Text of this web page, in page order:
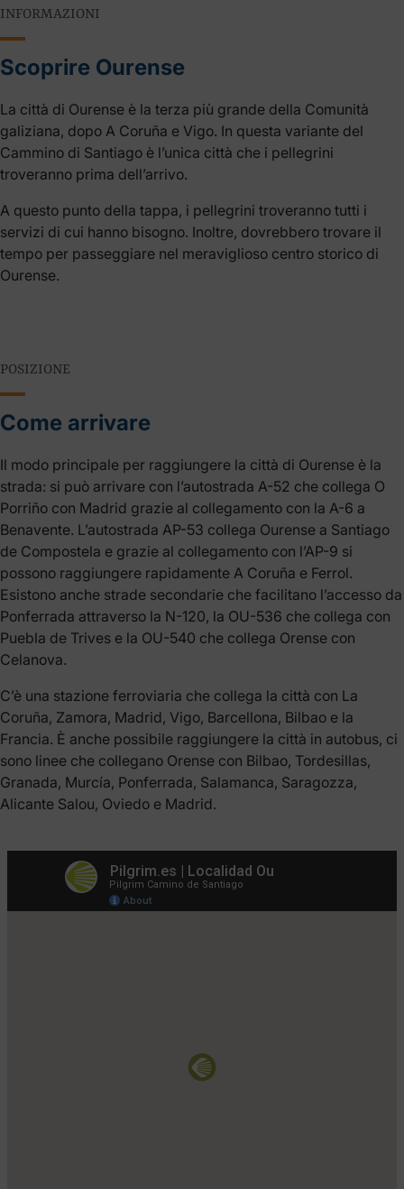
INFORMAZIONI
Scoprire Ourense
La città di Ourense è la terza più grande della Comunità
galiziana, dopo A Coruña e Vigo. In questa variante del
Cammino di Santiago è l’unica città che i pellegrini
troveranno prima dell’arrivo.
A questo punto della tappa, i pellegrini troveranno tutti i
servizi di cui hanno bisogno. Inoltre, dovrebbero trovare il
tempo per passeggiare nel meraviglioso centro storico di
Ourense.
POSIZIONE
Come arrivare
Il modo principale per raggiungere la città di Ourense è la
strada: si può arrivare con l’autostrada A-52 che collega O
Porriño con Madrid grazie al collegamento con la A-6 a
Benavente. L’autostrada AP-53 collega Ourense a Santiago
de Compostela e grazie al collegamento con l’AP-9 si
possono raggiungere rapidamente A Coruña e Ferrol.
Esistono anche strade secondarie che facilitano l’accesso da
Ponferrada attraverso la N-120, la OU-536 che collega con
Puebla de Trives e la OU-540 che collega Orense con
Celanova.
C’è una stazione ferroviaria che collega la città con La
Coruña, Zamora, Madrid, Vigo, Barcellona, Bilbao e la
Francia. È anche possibile raggiungere la città in autobus, ci
sono linee che collegano Orense con Bilbao, Tordesillas,
Granada, Murcía, Ponferrada, Salamanca, Saragozza,
Alicante Salou, Oviedo e Madrid.